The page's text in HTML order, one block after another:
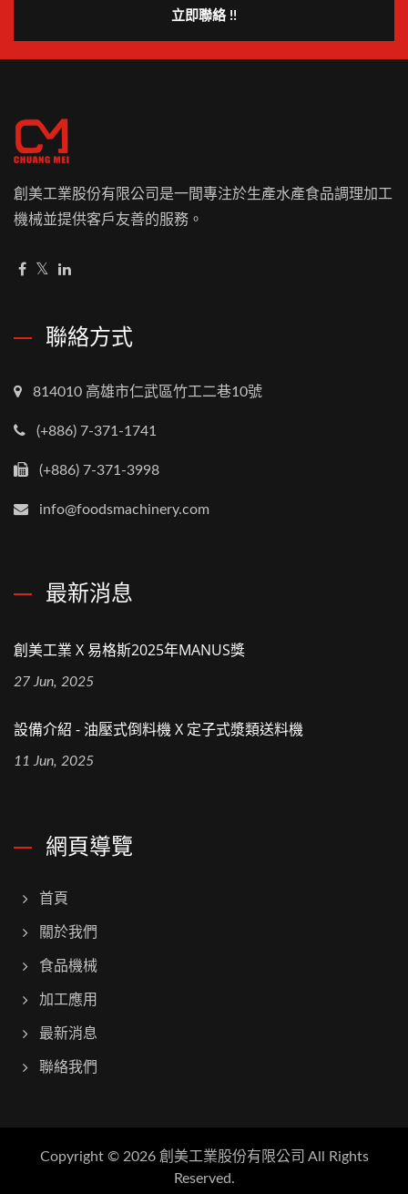
立即聯絡 !!
創美工業股份有限公司是一間專注於生產水產食品調理加工
機械並提供客戶友善的服務。
聯絡方式
814010 高雄市仁武區竹工二巷10號
(+886) 7-371-1741
(+886) 7-371-3998
info@foodsmachinery.com
最新消息
創美工業 X 易格斯2025年MANUS獎
27 Jun, 2025
設備介紹 - 油壓式倒料機 X 定子式漿類送料機
11 Jun, 2025
網頁導覽
首頁
關於我們
食品機械
加工應用
最新消息
聯絡我們
Copyright © 2026 創美工業股份有限公司 All Rights
Reserved.